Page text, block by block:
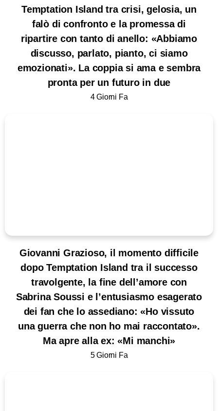
Temptation Island tra crisi, gelosia, un
falò di confronto e la promessa di
ripartire con tanto di anello: «Abbiamo
discusso, parlato, pianto, ci siamo
emozionati». La coppia si ama e sembra
pronta per un futuro in due
4 Giorni Fa
Giovanni Grazioso, il momento difficile
dopo Temptation Island tra il successo
travolgente, la fine dell’amore con
Sabrina Soussi e l’entusiasmo esagerato
dei fan che lo assediano: «Ho vissuto
una guerra che non ho mai raccontato».
Ma apre alla ex: «Mi manchi»
5 Giorni Fa